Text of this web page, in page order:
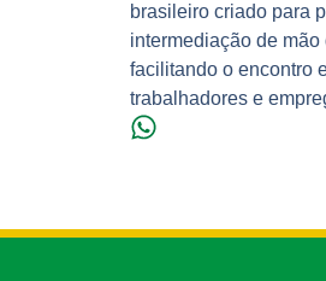
brasileiro criado para
intermediação de mão
facilitando o encontro
trabalhadores e